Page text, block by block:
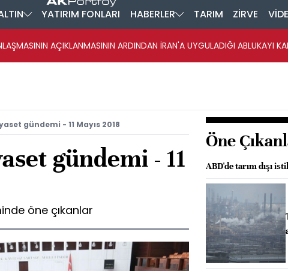
YATIRIM FONLARI HABERLER TARIM ZİRVE
AÇIKLANMASININ ARDINDAN İRAN'A UYGULADIĞI ABLUKAYI
gündemi - 11 Mayıs 2018
gündemi - 11
öne çıkanlar
Öne
ABD'de tarım dışı